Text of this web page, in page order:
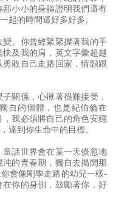
小小的身軀證明我們還有
起的時間還好多好多。
。你曾經緊緊握著我的手
及我的肩，英文字彙超越
敢自己走路回家，情願跟
關係，心揪著很難接受，
自的個體，也是紀伯倫在
，我必須將自己的角色安穩
達到你生命中的目標。
話世界會在某一天倏忽地
的青春期，獨自去揭開那
會像剛學走路的幼兒一樣-
你的身側，鼓勵著你，好